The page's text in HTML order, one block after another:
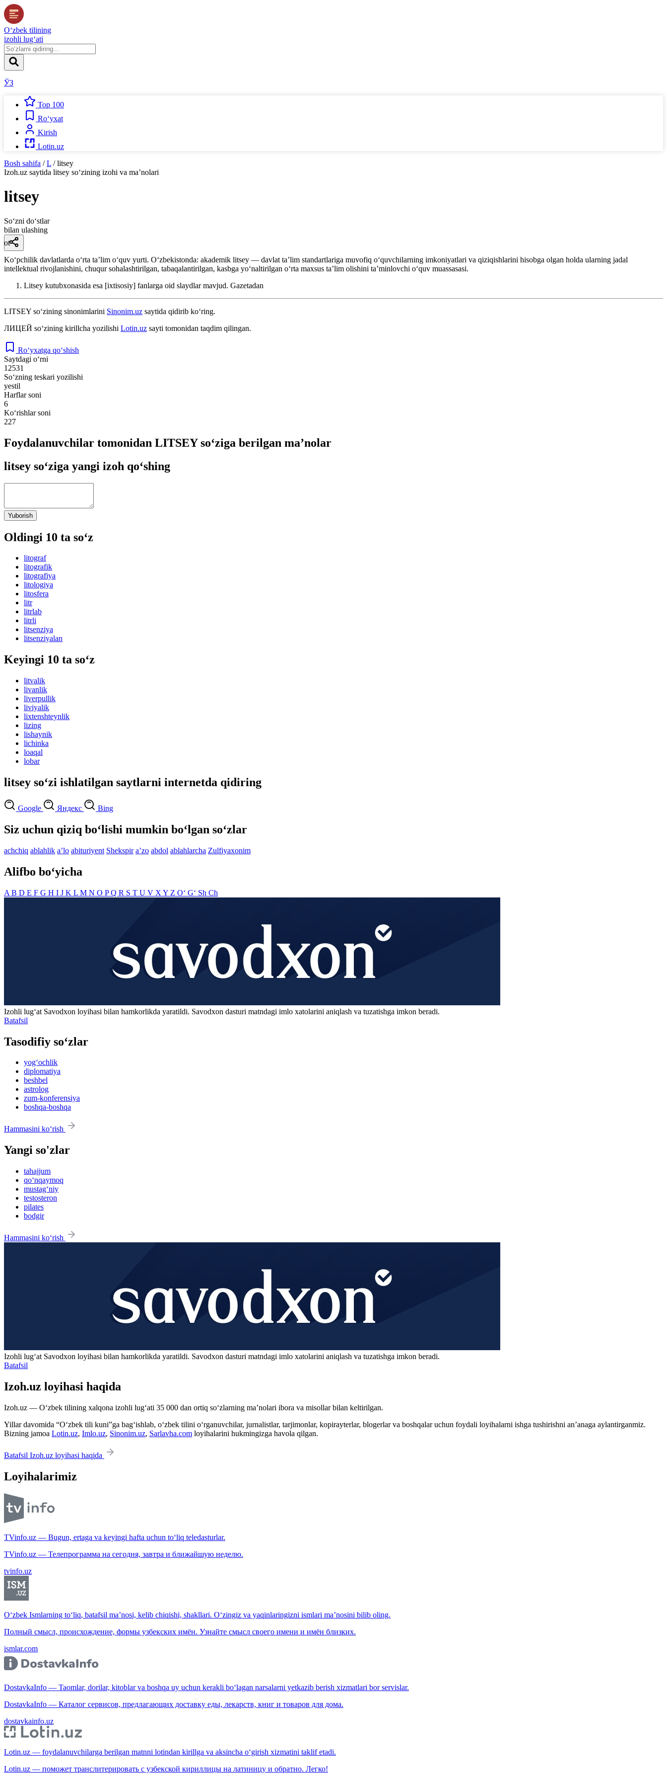
O‘zbek tilining
izohli lug‘ati
ЎЗ
Top 100
Ro‘yxat
Kirish
Lotin.uz
Bosh sahifa / L / litsey
Izoh.uz saytida litsey so‘zining izohi va ma’nolari
litsey
So‘zni do‘stlar
bilan ulashing
ot
Koʻpchilik davlatlarda oʻrta taʼlim oʻquv yurti. Oʻzbekistonda: akademik litsey — davlat taʼlim standartlariga muvofiq oʻquvchilarning imkoniyatlari va qiziqishlarini hisobga olgan holda ularning jadal
intellektual rivojlanishini, chuqur sohalashtirilgan, tabaqalantirilgan, kasbga yoʻnaltirilgan oʻrta maxsus taʼlim olishini taʼminlovchi oʻquv muassasasi.
Litsey kutubxonasida esa [ixtisosiy] fanlarga oid slaydlar mavjud. Gazetadan
LITSEY so‘zining sinonimlarini Sinonim.uz saytida qidirib ko‘ring.
ЛИЦЕЙ so‘zining kirillcha yozilishi Lotin.uz sayti tomonidan taqdim qilingan.
Ro‘yxatga qo‘shish
Saytdagi o‘rni
12531
So‘zning teskari yozilishi
yestil
Harflar soni
6
Ko‘rishlar soni
227
Foydalanuvchilar tomonidan LITSEY so‘ziga berilgan ma’nolar
litsey so‘ziga yangi izoh qo‘shing
Yuborish
Oldingi 10 ta so‘z
litograf
litografik
litografiya
litologiya
litosfera
litr
litrlab
litrli
litsenziya
litsenziyalan
Keyingi 10 ta so‘z
litvalik
livanlik
liverpullik
liviyalik
lixtenshteynlik
lizing
lishaynik
lichinka
loaqal
lobar
litsey so‘zi ishlatilgan saytlarni internetda qidiring
Google Яндекс Bing
Siz uchun qiziq bo‘lishi mumkin bo‘lgan so‘zlar
achchiq ablahlik aʼlo abituriyent Shekspir aʼzo abdol ablahlarcha Zulfiyaxonim
Alifbo bo‘yicha
A B D E F G H I J K L M N O PQ R S T U V X Y Z O‘ G‘ Sh Ch
Izohli lugʻat Savodxon loyihasi bilan hamkorlikda yaratildi. Savodxon dasturi matndagi imlo xatolarini aniqlash va tuzatishga imkon beradi.
Batafsil
Tasodifiy so‘zlar
yog‘ochlik
diplomatiya
beshbel
astrolog
zum-konferensiya
boshqa-boshqa
Hammasini ko‘rish
Yangi so'zlar
tahajjum
qo‘nqaymoq
mustag‘niy
testosteron
pilates
bodgir
Hammasini ko‘rish
Izohli lugʻat Savodxon loyihasi bilan hamkorlikda yaratildi. Savodxon dasturi matndagi imlo xatolarini aniqlash va tuzatishga imkon beradi.
Batafsil
Izoh.uz loyihasi haqida
Izoh.uz — O‘zbek tilining xalqona izohli lug‘ati 35 000 dan ortiq so‘zlarning ma’nolari ibora va misollar bilan keltirilgan.
Yillar davomida “O‘zbek tili kuni”ga bag‘ishlab, o‘zbek tilini o‘rganuvchilar, jurnalistlar, tarjimonlar, kopirayterlar, blogerlar va boshqalar uchun foydali loyihalarni ishga tushirishni an’anaga aylantirganmiz.
Bizning jamoa Lotin.uz, Imlo.uz, Sinonim.uz, Sarlavha.com loyihalarini hukmingizga havola qilgan.
Batafsil Izoh.uz loyihasi haqida
Loyihalarimiz
TVinfo.uz — Bugun, ertaga va keyingi hafta uchun to‘liq teledasturlar.
TVinfo.uz — Телепрограмма на сегодня, завтра и ближайшую неделю.
tvinfo.uz
O‘zbek Ismlarning to‘liq, batafsil ma’nosi, kelib chiqishi, shakllari. O‘zingiz va yaqinlaringizni ismlari ma’nosini bilib oling.
Полный смысл, происхождение, формы узбекских имён. Узнайте смысл своего имени и имён близких.
ismlar.com
DostavkaInfo — Taomlar, dorilar, kitoblar va boshqa uy uchun kerakli bo‘lagan narsalarni yetkazib berish xizmatlari bor servislar.
DostavkaInfo — Каталог сервисов, предлагающих доставку еды, лекарств, книг и товаров для дома.
dostavkainfo.uz
Lotin.uz — foydalanuvchilarga berilgan matnni lotindan kirillga va aksincha o‘girish xizmatini taklif etadi.
Lotin.uz — поможет транслитерировать с узбекской кириллицы на латиницу и обратно. Легко!